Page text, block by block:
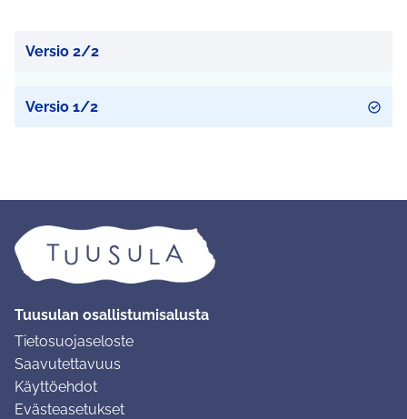
Versio 2/2
Versio 1/2
Tuusulan osallistumisalusta
Tietosuojaseloste
Saavutettavuus
Käyttöehdot
Evästeasetukset